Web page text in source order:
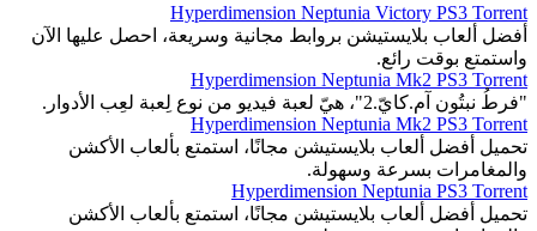
Hyperdimension Neptunia Victory PS3 Torrent
أفضل ألعاب بلايستيشن بروابط مجانية وسريعة، احصل عليها الآن
واستمتع بوقت رائع.
Hyperdimension Neptunia Mk2 PS3 Torrent
"فرطُ نبتُون آم.كايّ.2"، هيّ لعبة فيديو من نوع لِعبة لعِب الأدوار.
Hyperdimension Neptunia Mk2 PS3 Torrent
تحميل أفضل ألعاب بلايستيشن مجانًا، استمتع بألعاب الأكشن
والمغامرات بسرعة وسهولة.
Hyperdimension Neptunia PS3 Torrent
تحميل أفضل ألعاب بلايستيشن مجانًا، استمتع بألعاب الأكشن